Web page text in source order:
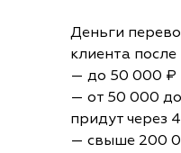
Деньги
клиента
— до 50 000 ₽
— от 50 000
придут через
— свыше 200